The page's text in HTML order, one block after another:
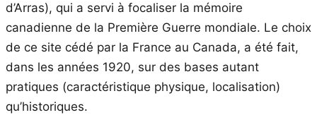
d’Arras), qui a servi à focaliser la mémoire
canadienne de la Première Guerre mondiale. Le choix
de ce site cédé par la France au Canada, a été fait,
dans les années 1920, sur des bases autant
pratiques (caractéristique physique, localisation)
qu’historiques.